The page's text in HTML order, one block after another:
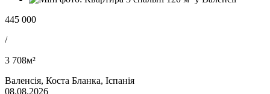
445 000
/
3 708м²
Валенсія, Коста Бланка, Іспанія
08.08.2026